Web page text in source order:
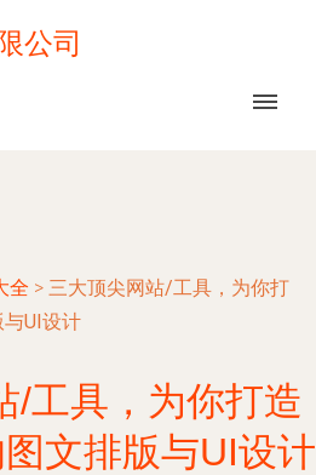
公司
全 > 三大顶尖网站/工具，为你打
UI设计
/工具，为你打造
文排版与UI设计